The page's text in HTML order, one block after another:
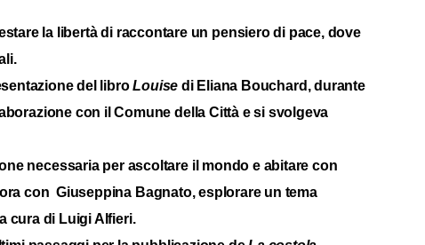
la libertà di raccontare un pensiero di pace, dove
del libroLouise di Eliana Bouchard, durante
con il Comune della Città e si svolgeva
necessaria per ascoltare il mondo e abitare con
con Giuseppina Bagnato, esplorare un tema
cura di Luigi Alfieri.